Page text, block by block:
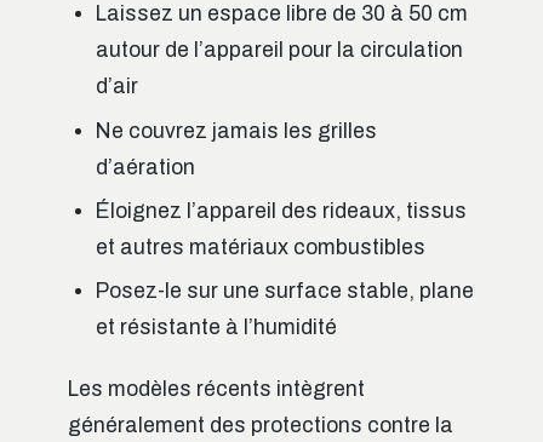
Laissez un espace libre de 30 à 50 cm
autour de l’appareil pour la circulation
d’air
Ne couvrez jamais les grilles
d’aération
Éloignez l’appareil des rideaux, tissus
et autres matériaux combustibles
Posez-le sur une surface stable, plane
et résistante à l’humidité
Les modèles récents intègrent
généralement des protections contre la